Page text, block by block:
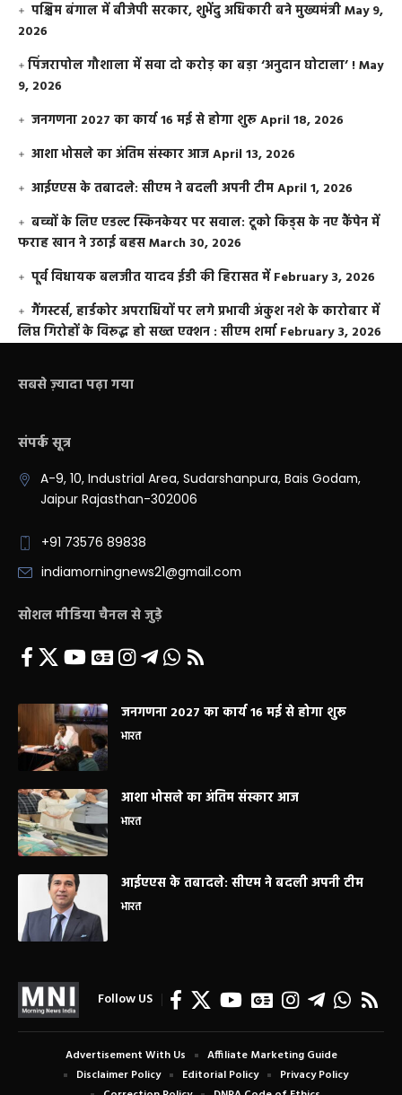
पश्चिम बंगाल में बीजेपी सरकार, शुभेंदु अधिकारी बने मुख्यमंत्रीMay 9,
2026
​पिंजरापोल गौशाला में सवा दो करोड़ का बड़ा ‘अनुदान घोटाला’ !May
9, 2026
जनगणना 2027 का कार्य 16 मई से होगा शुरूApril 18, 2026
आशा भोसले का अंतिम संस्कार आजApril 13, 2026
आईएएस के तबादले: सीएम ने बदली अपनी टीमApril 1, 2026
बच्चों के लिए एडल्ट स्किनकेयर पर सवाल: टूको किड्स के नए कैंपेन में
फराह खान ने उठाई बहसMarch 30, 2026
पूर्व विधायक बलजीत यादव ईडी की हिरासत में February 3, 2026
गैंगस्टर्स, हार्डकोर अपराधियों पर लगे प्रभावी अंकुश नशे के कारोबार में
लिप्त गिरोहों के विरूद्ध हो सख्त एक्शन : सीएम शर्मा February 3, 2026
सबसे ज़्यादा पढ़ा गया
संपर्क सूत्र
A-9, 10, Industrial Area, Sudarshanpura, Bais Godam,
Jaipur Rajasthan-302006
+91 73576 89838
indiamorningnews21@gmail.com
सोशल मीडिया चैनल से जुड़े
जनगणना 2027 का कार्य 16 मई से होगा शुरू
भारत
आशा भोसले का अंतिम संस्कार आज
भारत
आईएएस के तबादले: सीएम ने बदली अपनी टीम
भारत
Follow US
Advertisement With Us
Affiliate Marketing Guide
Disclaimer Policy
Editorial Policy
Privacy Policy